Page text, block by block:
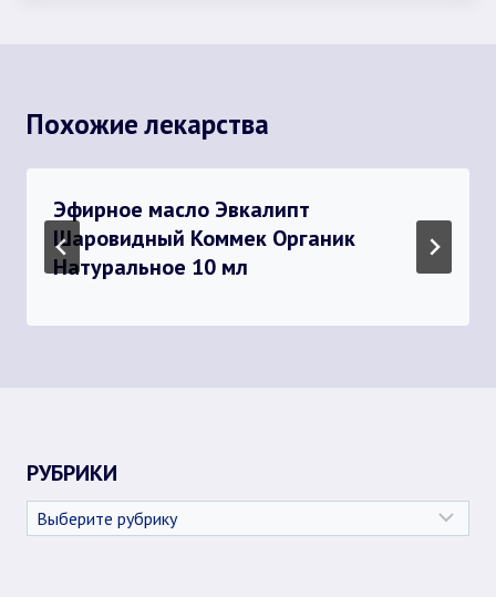
Похожие лекарства
Эфирное масло Эвкалипт
Шаровидный Коммек Органик
Натуральное 10 мл
РУБРИКИ
Рубрики